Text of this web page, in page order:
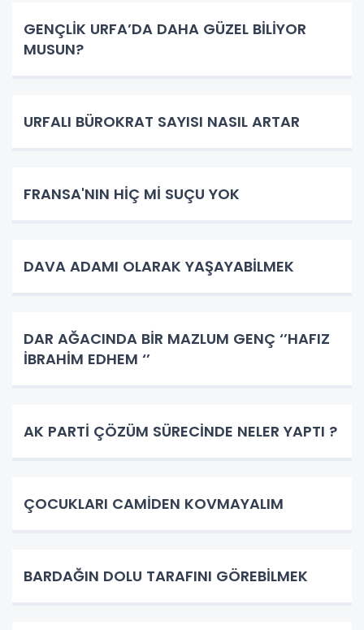
GENÇLİK URFA’DA DAHA GÜZEL BİLİYOR
MUSUN?
URFALI BÜROKRAT SAYISI NASIL ARTAR
FRANSA'NIN HİÇ Mİ SUÇU YOK
DAVA ADAMI OLARAK YAŞAYABİLMEK
DAR AĞACINDA BİR MAZLUM GENÇ ‘’HAFIZ
İBRAHİM EDHEM ‘’
AK PARTİ ÇÖZÜM SÜRECİNDE NELER YAPTI ?
ÇOCUKLARI CAMİDEN KOVMAYALIM
BARDAĞIN DOLU TARAFINI GÖREBİLMEK